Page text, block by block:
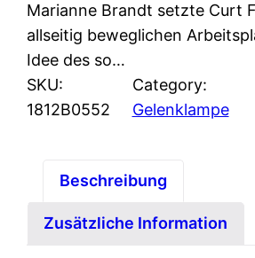
Marianne Brandt setzte Curt
allseitig beweglichen
Idee des so…
SKU:
1812B0552
Category:
Gelenklampe
Beschreibung
Zusätzliche Information